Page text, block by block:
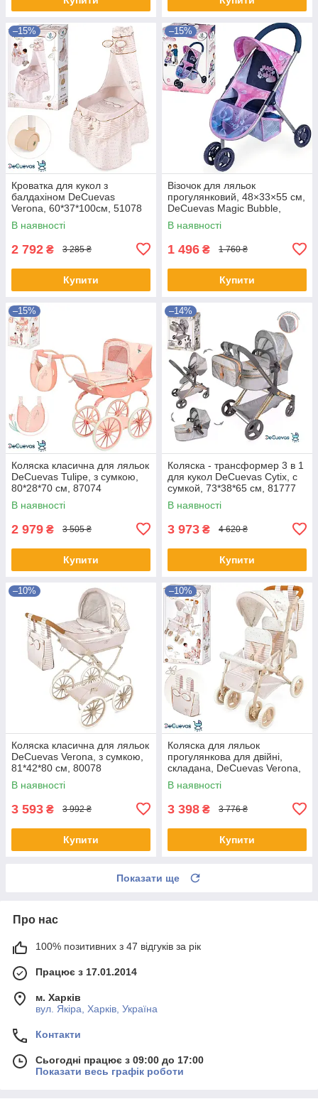
–15%
Кроватка для кукол з
балдахіном DeCuevas
Verona, 60*37*100см, 51078
В наявності
2 792 ₴ 3 285 ₴
Купити
–15%
Візочок для ляльок
прогулянковий, 48×33×55 см,
DeCuevas Magic Bubble,
90276
В наявності
1 496 ₴ 1 760 ₴
Купити
–15%
Коляска класична для ляльок
DeCuevas Tulipe, з сумкою,
80*28*70 см, 87074
В наявності
2 979 ₴ 3 505 ₴
Купити
–14%
Коляска - трансформер 3 в 1
для кукол DeCuevas Cytix, с
сумкой, 73*38*65 см, 81777
В наявності
3 973 ₴ 4 620 ₴
Купити
–10%
Коляска класична для ляльок
DeCuevas Verona, з сумкою,
81*42*80 см, 80078
В наявності
3 593 ₴ 3 992 ₴
Купити
–10%
Коляска для ляльок
прогулянкова для двійні,
складана, DeCuevas Verona,
40*70*72см, 90378
В наявності
3 398 ₴ 3 776 ₴
Купити
Показати ще
Про нас
100% позитивних з 47 відгуків за рік
Працює з 17.01.2014
м. Харків
вул. Якіра, Харків, Україна
Контакти
Сьогодні працює з 09:00 до 17:00
Показати весь графік роботи